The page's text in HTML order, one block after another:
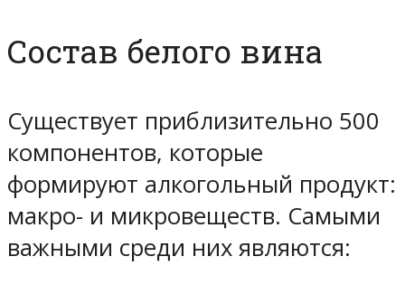
Состав белого вина
Существует приблизительно 500
компонентов, которые
формируют алкогольный продукт:
макро- и микровеществ. Самыми
важными среди них являются: